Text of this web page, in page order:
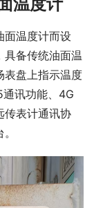
温度计
面温度计而设
具备传统油面温
表盘上指示温度
讯功能、4G
传表计通讯协